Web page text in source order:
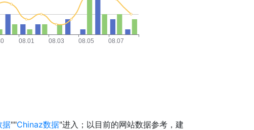
据""Chinaz数据"进入；以目前的网站数据参考，建